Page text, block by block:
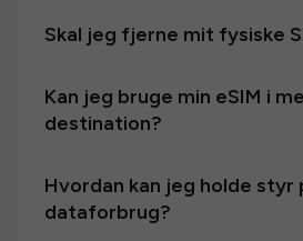
Skal jeg fjerne mit fysiske
Kan jeg bruge min eSIM i
destination?
Hvordan kan jeg holde styr
dataforbrug?